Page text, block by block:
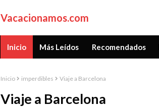
Vacacionamos.com
Inicio Más Leídos Recomendados
Inicio imperdibles Viaje a Barcelona
Viaje a Barcelona